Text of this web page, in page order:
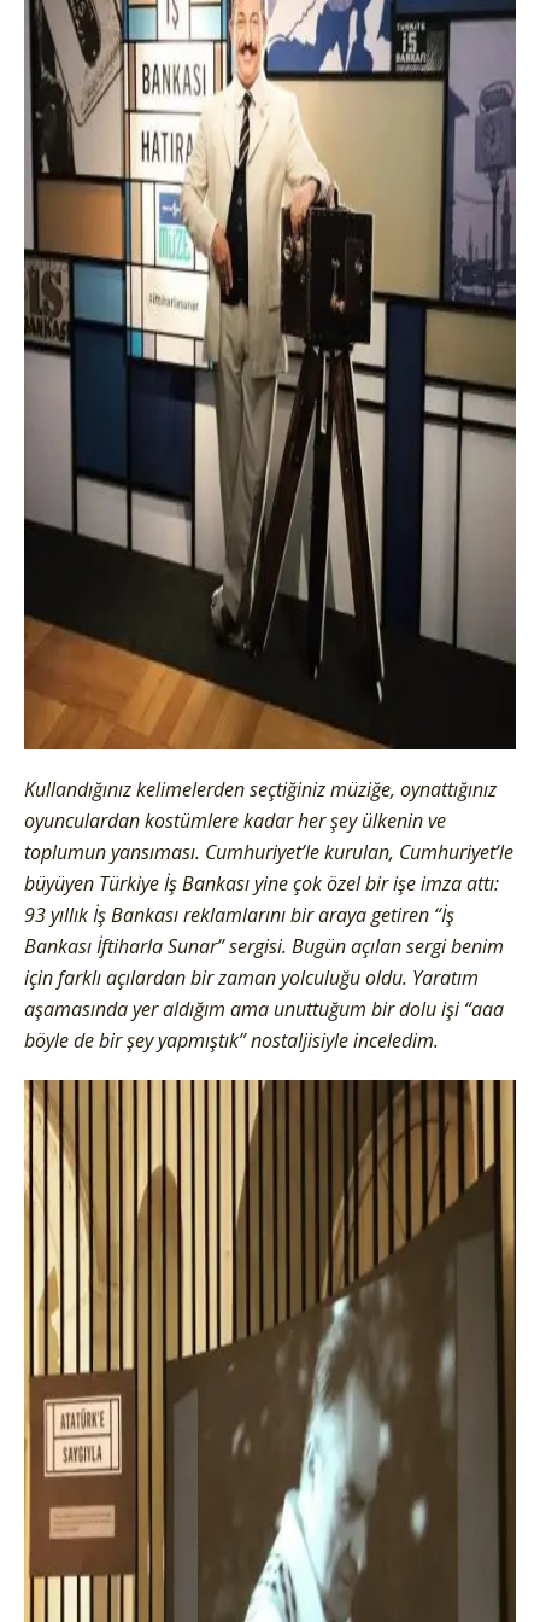
Kullandığınız kelimelerden seçtiğiniz müziğe, oynattığınız
oyunculardan kostümlere kadar her şey ülkenin ve
toplumun yansıması. Cumhuriyet’le kurulan, Cumhuriyet’le
büyüyen Türkiye İş Bankası yine çok özel bir işe imza attı:
93 yıllık İş Bankası reklamlarını bir araya getiren “İş
Bankası İftiharla Sunar” sergisi. Bugün açılan sergi benim
için farklı açılardan bir zaman yolculuğu oldu. Yaratım
aşamasında yer aldığım ama unuttuğum bir dolu işi “aaa
böyle de bir şey yapmıştık” nostaljisiyle inceledim.